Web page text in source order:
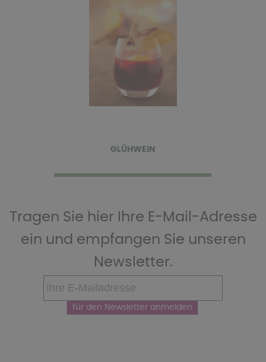
GLÜHWEIN
Tragen Sie hier Ihre E-Mail-Adresse
ein und empfangen Sie unseren
Newsletter.